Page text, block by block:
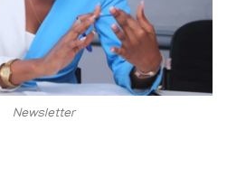
Newsletter